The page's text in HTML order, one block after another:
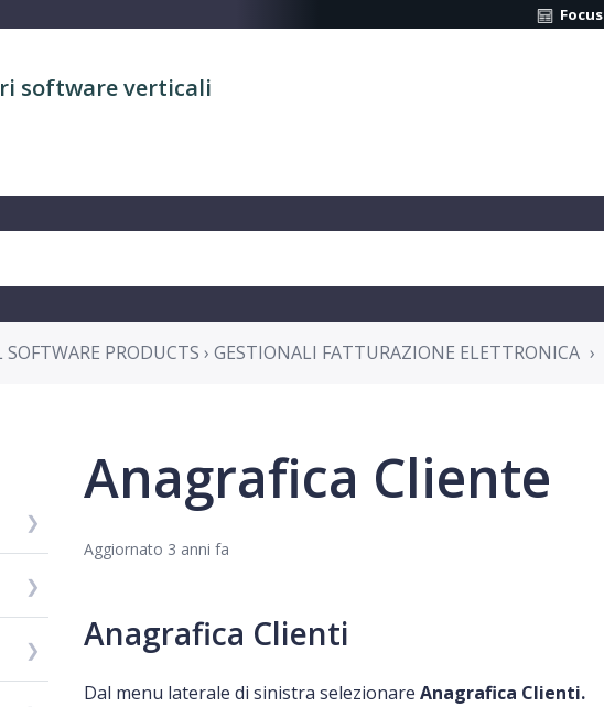
Focus
software verticali
SOFTWARE PRODUCTS › GESTIONALI FATTURAZIONE ELETTRONICA
Anagrafica Cliente
Aggiornato 3 anni fa
Anagrafica Clienti
Dal menu laterale di sinistra selezionareAnagrafica Clienti.